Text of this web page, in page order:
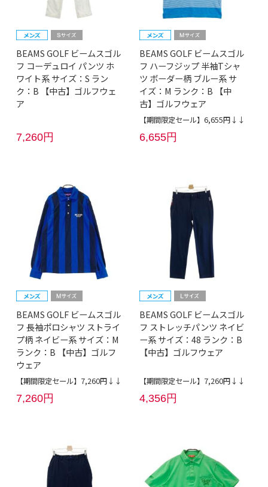
BEAMS GOLF ビームスゴル
フ コーデュロイ パンツ ホ
ワイト系 サイズ：S ラン
ク：B 【中古】ゴルフウェ
ア
7,260円
BEAMS GOLF ビームスゴル
フ ハーフジップ 半袖Tシャ
ツ ボーダー柄 ブルー系 サ
イズ：M ランク：B 【中
古】ゴルフウェア
【期間限定セール】6,655円↓↓
6,655円
BEAMS GOLF ビームスゴル
フ 長袖ポロシャツ ストライ
プ柄 ネイビー系 サイズ：M
ランク：B 【中古】ゴルフ
ウェア
【期間限定セール】7,260円↓↓
7,260円
BEAMS GOLF ビームスゴル
フ ストレッチパンツ ネイビ
ー系 サイズ：48 ランク：B
【中古】ゴルフウェア
【期間限定セール】7,260円↓↓
4,356円